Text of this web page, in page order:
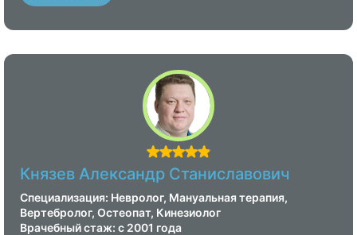
Князев Александр Станиславович
Специализация: Невролог, Мануальная терапия,
Вертебролог, Остеопат, Кинезиолог
Врачебный стаж: с 2001 года